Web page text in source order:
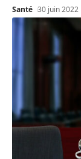
Santé 30 juin 2022